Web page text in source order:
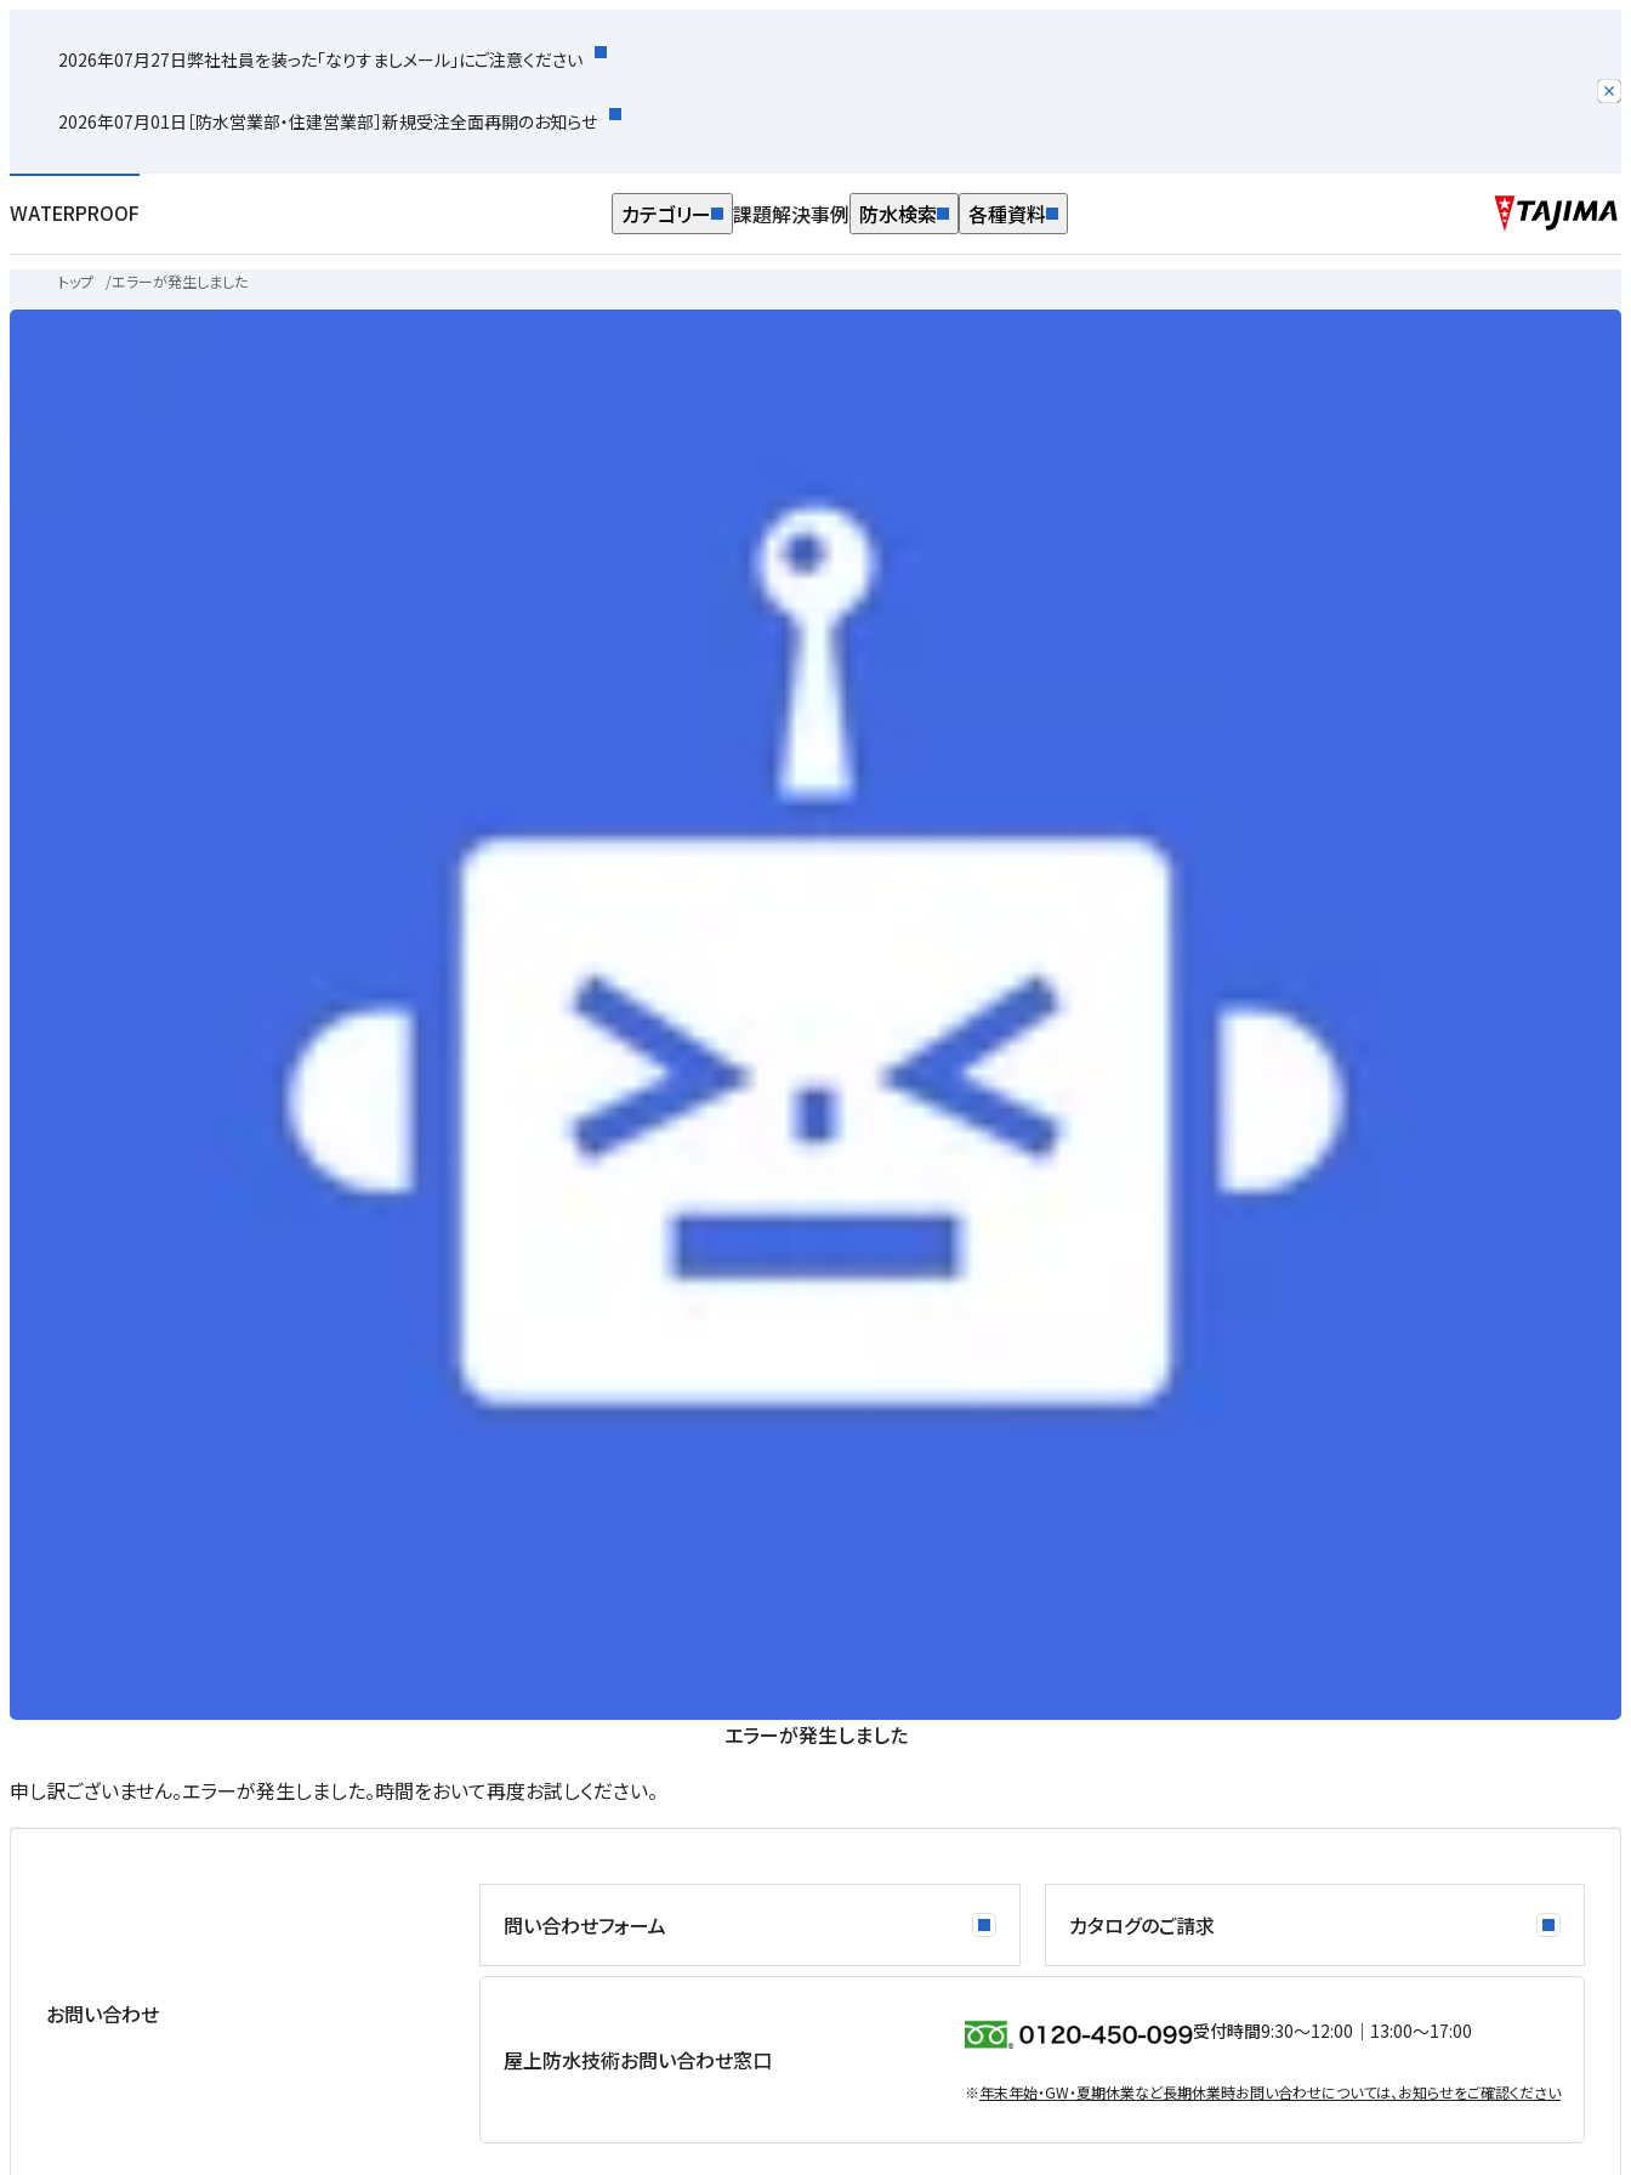
2026年07月27日弊社社員を装った「なりすましメール」にご注意ください
2026年07月01日 ［防水営業部・住建営業部］新規受注全面再開のお知らせ
WATERPROOF カテゴリー 課題解決事例 防水検索 各種資料
トップ /エラーが発生しました
エラーが発生しました
申し訳ございません。エラーが発生しました。時間をおいて再度お試しください。
お問い合わせ
問い合わせフォーム カタログのご請求
屋上防水技術お問い合わせ窓口
受付時間9:30〜12:00｜13:00〜17:00
※年末年始・GW・夏期休業など⻑期休業時お問い合わせについては、お知らせをご確認ください